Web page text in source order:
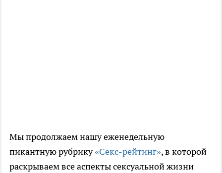
Мы продолжаем нашу еженедельную
пикантную рубрику«Секс-рейтинг», в которой
раскрываем все аспекты сексуальной жизни